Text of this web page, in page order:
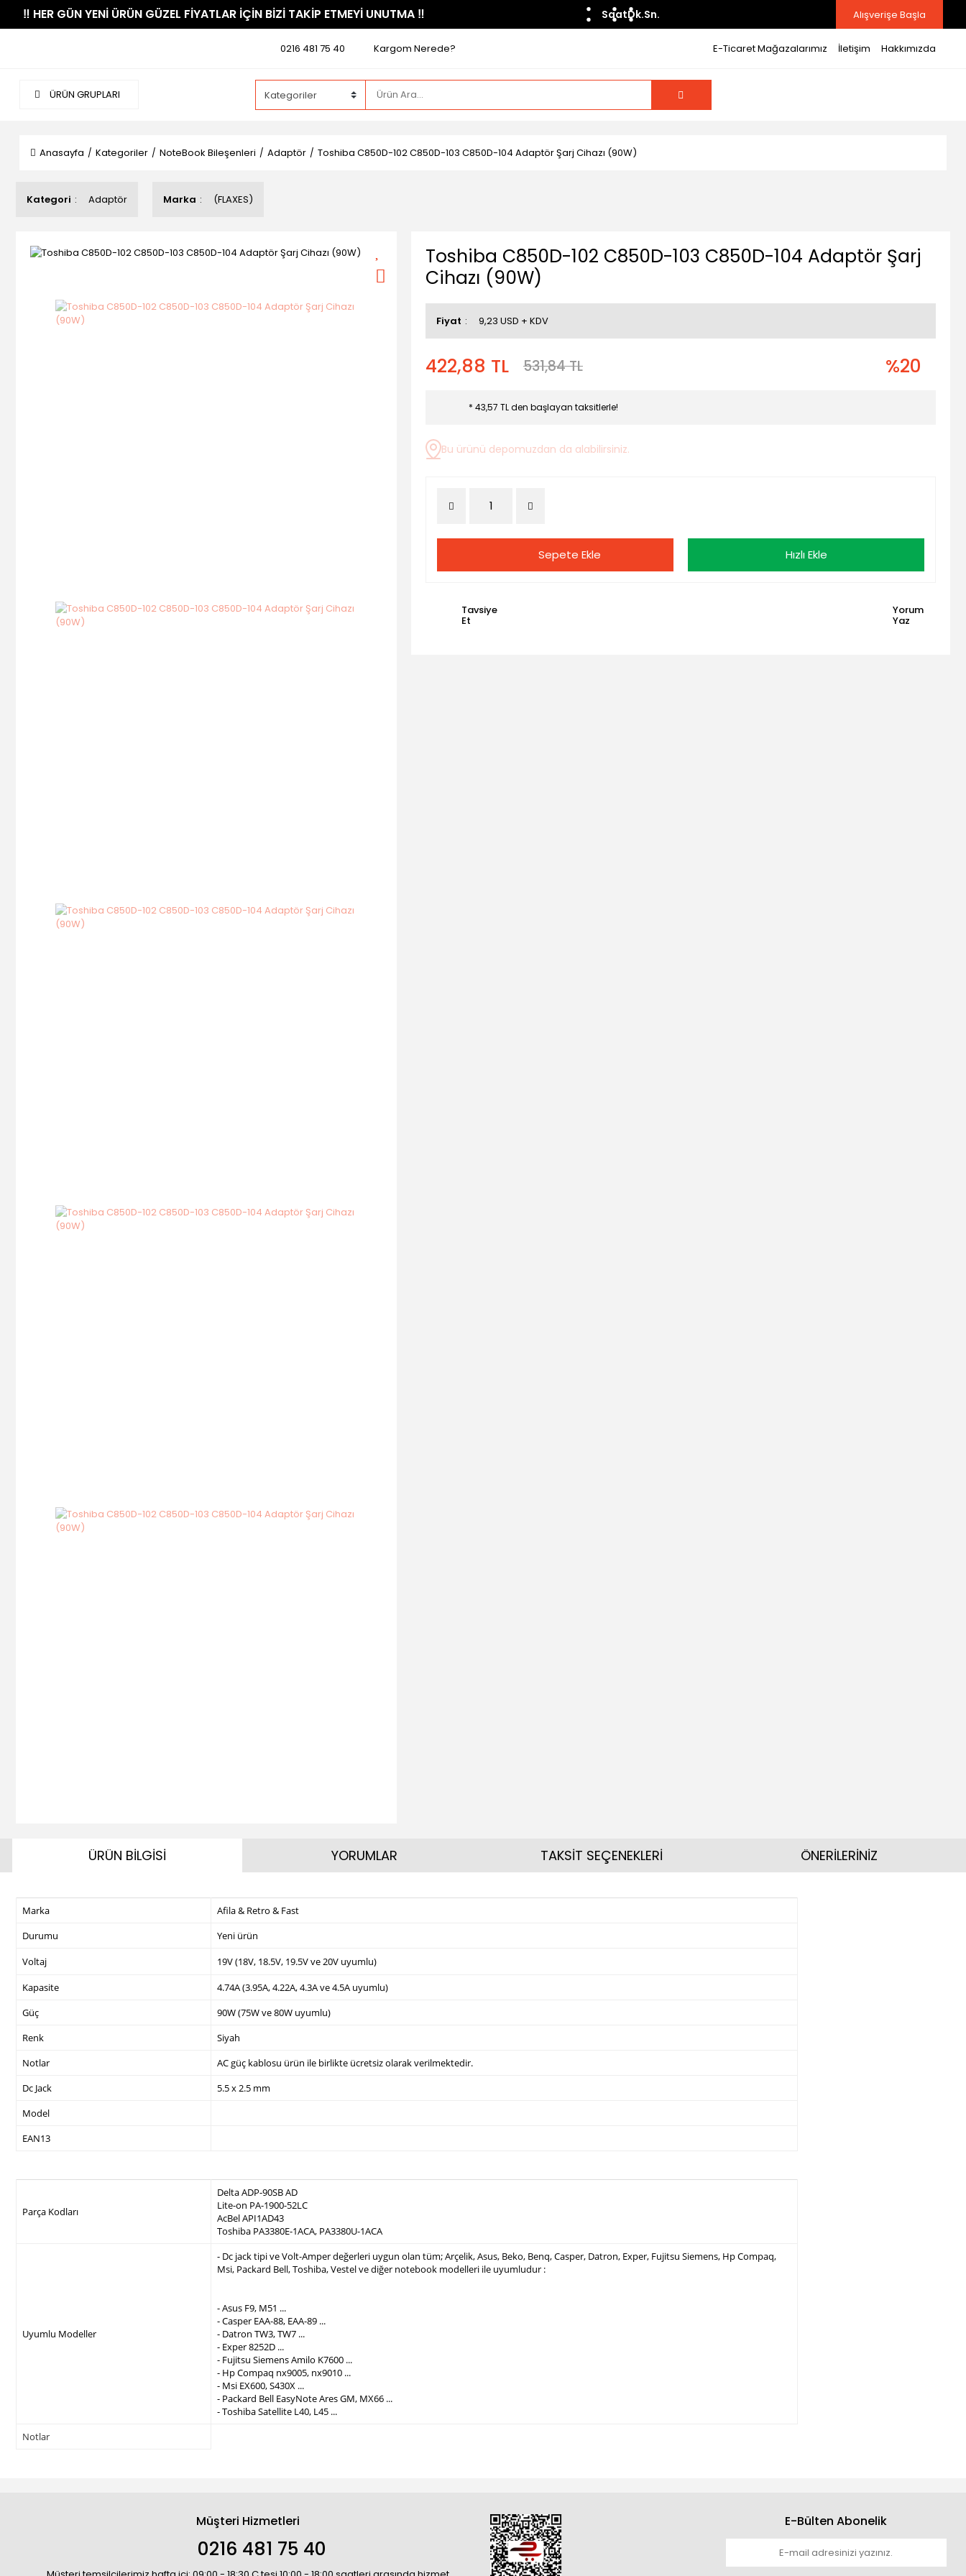
​‼️​ HER GÜN YENİ ÜRÜN GÜZEL FİYATLAR İÇİN BİZİ TAKİP ETMEYİ UNUTMA ​‼️​ SaatDk.Sn. Alışverişe Başla
0216 481 75 40 Kargom Nerede? E-Ticaret Mağazalarımız İletişim Hakkımızda
ÜRÜN GRUPLARI
Anasayfa Kategoriler NoteBook Bileşenleri Adaptör Toshiba C850D-102 C850D-103 C850D-104 Adaptör Şarj Cihazı (90W)
Kategori Adaptör Marka (FLAXES)
Toshiba C850D-102 C850D-103 C850D-104 Adaptör Şarj
Cihazı (90W)
Fiyat 9,23 USD + KDV
422,88 TL 531,84 TL %20
* 43,57 TL den başlayan taksitlerle!
Bu ürünü depomuzdan da alabilirsiniz.
Sepete Ekle Hızlı Ekle
Tavsiye
Et
Yorum
Yaz
ÜRÜN BİLGİSİ
Marka
Afila & Retro & Fast
Durumu
Yeni ürün
Voltaj
19V (18V, 18.5V, 19.5V ve 20V uyumlu)
Kapasite
4.74A (3.95A, 4.22A, 4.3A ve 4.5A uyumlu)
Güç
90W (75W ve 80W uyumlu)
Renk
Siyah
Notlar
AC güç kablosu ürün ile birlikte ücretsiz olarak verilmektedir.
Dc Jack
5.5 x 2.5 mm
Model
EAN13
Parça Kodları
Delta ADP-90SB AD
Lite-on PA-1900-52LC
AcBel API1AD43
Toshiba PA3380E-1ACA, PA3380U-1ACA
Uyumlu Modeller
- Dc jack tipi ve Volt-Amper değerleri uygun olan tüm; Arçelik, Asus, Beko, Benq, Casper, Datron, Exper, Fujitsu Siemens, Hp Compaq,
Msi, Packard Bell, Toshiba, Vestel ve diğer notebook modelleri ile uyumludur :
- Asus F9, M51 ...
- Casper EAA-88, EAA-89 ...
- Datron TW3, TW7 ...
- Exper 8252D ...
- Fujitsu Siemens Amilo K7600 ...
- Hp Compaq nx9005, nx9010 ...
- Msi EX600, S430X ...
- Packard Bell EasyNote Ares GM, MX66 ...
- Toshiba Satellite L40, L45 ...
Notlar
YORUMLAR TAKSİT SEÇENEKLERİ ÖNERİLERİNİZ
Müşteri Hizmetleri
0216 481 75 40
E-Bülten Abonelik